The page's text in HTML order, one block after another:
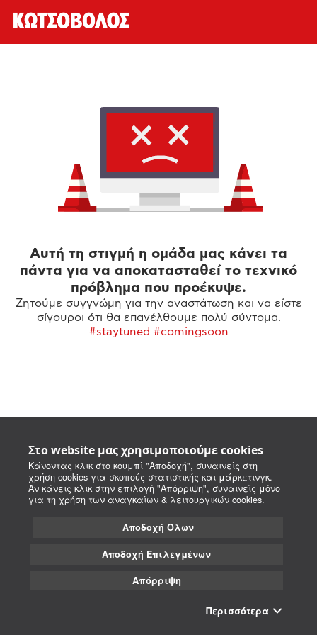
Στο website μας χρησιμοποιούμε cookies
Κάνοντας κλικ στο κουμπί "Αποδοχή", συναινείς στη
χρήση cookies για σκοπούς στατιστικής και μάρκετινγκ.
Αν κάνεις κλικ στην επιλογή "Απόρριψη", συναινείς μόνο
για τη χρήση των αναγκαίων & λειτουργικών cookies.
Αποδοχή Όλων
Αποδοχή Επιλεγμένων
Απόρριψη
Περισσότερα
Αυτή τη στιγμή η ομάδα μας κάνει τα
πάντα για να αποκατασταθεί το τεχνικό
πρόβλημα που προέκυψε.
Ζητούμε συγγνώμη για την αναστάτωση και να είστε
σίγουροι ότι θα επανέλθουμε πολύ σύντομα.
#staytuned #comingsoon